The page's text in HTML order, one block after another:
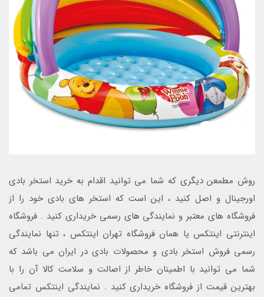
روش مطمعن دیگری که شما می توانید اقدام به خرید استخر بادی
اورجینال و اصل کنید ، این است که استخر های بادی خود را از
فروشگاه های معتبر و نمایندگی های رسمی خریداری کنید . فروشگاه
اینترنتی اینتکس یا همان فروشگاه تهران اینتکس ، تنها نمایندگی
رسمی فروش استخر بادی و محصولات بادی در ایران می باشد که
شما می توانید با اطمینان خاطر از اصالت و سلامت کالا آن را با
بهترین قیمت از فروشگاه خریداری کنید . نمایندگی اینتکس تمامی